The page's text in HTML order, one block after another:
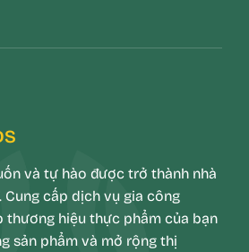
và tự hào được trở thành nhà
Cung cấp dịch vụ gia công
thương hiệu thực phẩm của bạn
sản phẩm và mở rộng thị